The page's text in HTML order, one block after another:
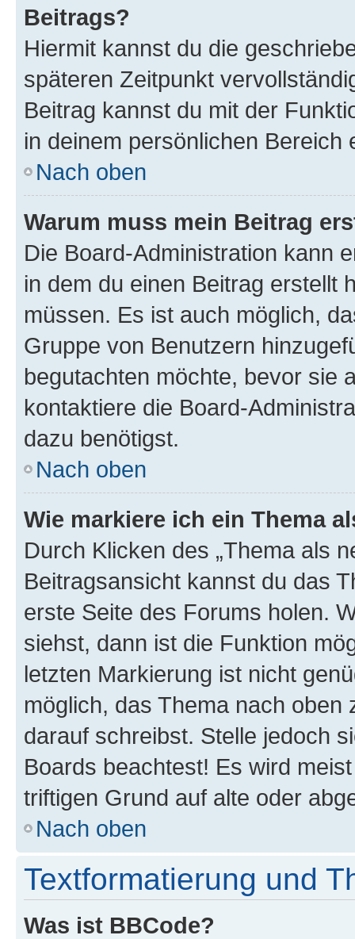
Beitrags?
Hiermit kannst du die
späteren Zeitpunkt
Beitrag kannst du mit der
in deinem persönlichen Bereich
Nach oben
Warum muss mein Beitrag
Die Board-Administration kann
in dem du einen Beitrag erstellt
müssen. Es ist auch möglich,
Gruppe von Benutzern
begutachten möchte, bevor sie
kontaktiere die Board-
dazu benötigst.
Nach oben
Wie markiere ich ein Thema
Durch Klicken des „Thema als
Beitragsansicht kannst du das
erste Seite des Forums holen.
siehst, dann ist die Funktion
letzten Markierung ist nicht
möglich, das Thema nach oben
darauf schreibst. Stelle jedoch
Boards beachtest! Es wird
triftigen Grund auf alte oder
Nach oben
Textformatierung und
Was ist BBCode?